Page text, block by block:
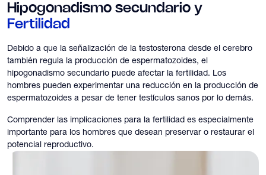
Hipogonadismo secundario y
Fertilidad
Debido a que la señalización de la testosterona desde el cerebro
también regula la producción de espermatozoides, el
hipogonadismo secundario puede afectar la fertilidad. Los
hombres pueden experimentar una reducción en la producción de
espermatozoides a pesar de tener testículos sanos por lo demás.
Comprender las implicaciones para la fertilidad es especialmente
importante para los hombres que desean preservar o restaurar el
potencial reproductivo.